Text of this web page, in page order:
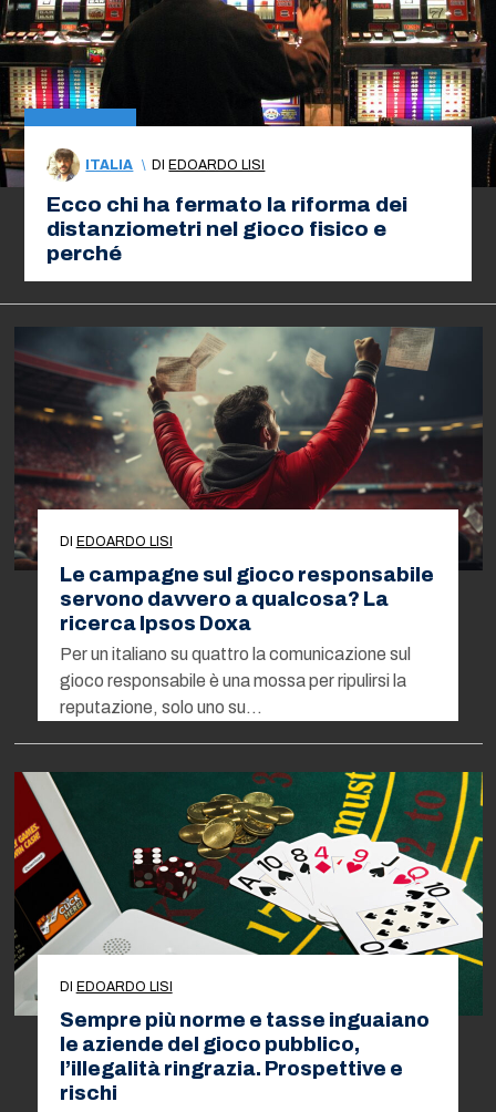
ITALIA \ DIEDOARDO LISI
Ecco chi ha fermato la riforma dei
distanziometri nel gioco fisico e
perché
DI EDOARDO LISI
Le campagne sul gioco responsabile
servono davvero a qualcosa? La
ricerca Ipsos Doxa
Per un italiano su quattro la comunicazione sul
gioco responsabile è una mossa per ripulirsi la
reputazione, solo uno su…
DI EDOARDO LISI
Sempre più norme e tasse inguaiano
le aziende del gioco pubblico,
l’illegalità ringrazia. Prospettive e
rischi